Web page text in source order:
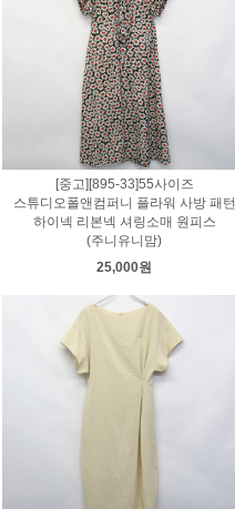
[중고][895-33]55사이즈
스튜디오폴앤컴퍼니 플라워 사방 패턴
하이넥 리본넥 셔링소매 원피스
(주니유니맘)
25,000원